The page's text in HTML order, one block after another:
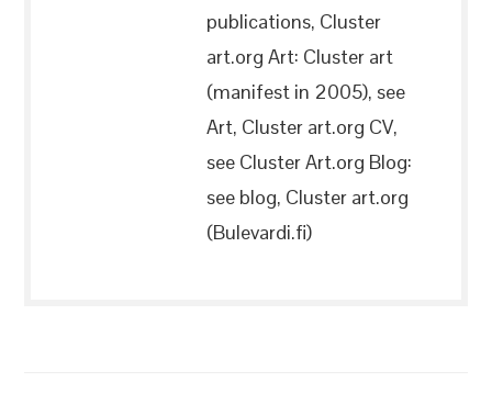
publications, Cluster
art.org Art: Cluster art
(manifest in 2005), see
Art, Cluster art.org CV,
see Cluster Art.org Blog:
see blog, Cluster art.org
(Bulevardi.fi)